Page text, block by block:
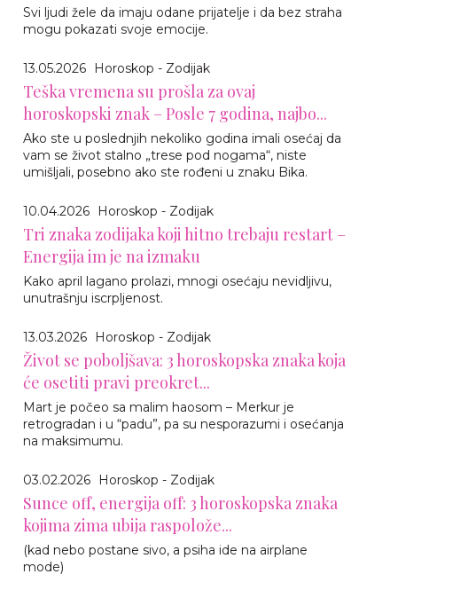
Svi ljudi žele da imaju odane prijatelje i da bez straha
mogu pokazati svoje emocije.
13.05.2026 Horoskop - Zodijak
Teška vremena su prošla za ovaj
horoskopski znak – Posle 7 godina, najbo...
Ako ste u poslednjih nekoliko godina imali osećaj da
vam se život stalno „trese pod nogama“, niste
umišljali, posebno ako ste rođeni u znaku Bika.
10.04.2026 Horoskop - Zodijak
Tri znaka zodijaka koji hitno trebaju restart –
Energija im je na izmaku
Kako april lagano prolazi, mnogi osećaju nevidljivu,
unutrašnju iscrpljenost.
13.03.2026 Horoskop - Zodijak
Život se poboljšava: 3 horoskopska znaka koja
će osetiti pravi preokret...
Mart je počeo sa malim haosom – Merkur je
retrogradan i u “padu”, pa su nesporazumi i osećanja
na maksimumu.
03.02.2026 Horoskop - Zodijak
Sunce off, energija off: 3 horoskopska znaka
kojima zima ubija raspolože...
(kad nebo postane sivo, a psiha ide na airplane
mode)